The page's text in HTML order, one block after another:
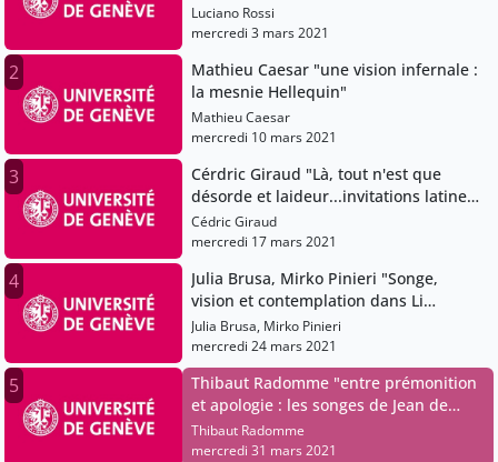
Luciano Rossi
mercredi 3 mars 2021
2
Mathieu Caesar "une vision infernale :
la mesnie Hellequin"
Mathieu Caesar
mercredi 10 mars 2021
3
Cérdric Giraud "Là, tout n'est que
désorde et laideur...invitations latines
au voyage dans l'au-delà"
Cédric Giraud
mercredi 17 mars 2021
4
Julia Brusa, Mirko Pinieri "Songe,
vision et contemplation dans Li
mireoirs as dames de Watriquet de
Couvin et la Minneburg (anonyme)"
Julia Brusa, Mirko Pinieri
mercredi 24 mars 2021
5
Thibaut Radomme "entre prémonition
et apologie : les songes de Jean de
Joinville dans la Vie de Saint Louis"
Thibaut Radomme
mercredi 31 mars 2021